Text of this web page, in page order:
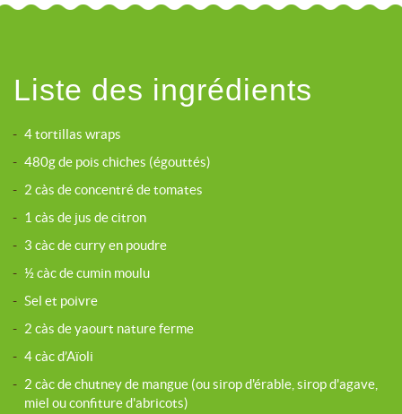
Liste des ingrédients
- 4 tortillas wraps
- 480g de pois chiches (égouttés)
- 2 càs de concentré de tomates
- 1 càs de jus de citron
- 3 càc de curry en poudre
- ½ càc de cumin moulu
- Sel et poivre
- 2 càs de yaourt nature ferme
- 4 càc d’Aïoli
- 2 càc de chutney de mangue (ou sirop d'érable, sirop d'agave,
miel ou confiture d'abricots)